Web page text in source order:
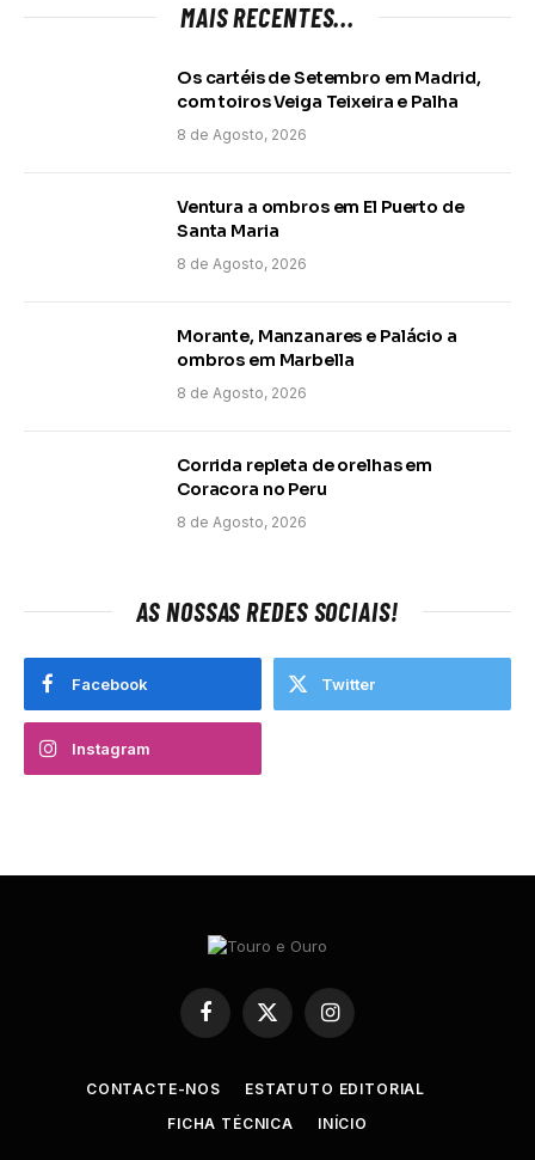
MAIS RECENTES...
Os cartéis de Setembro em Madrid,
com toiros Veiga Teixeira e Palha
8 de Agosto, 2026
Ventura a ombros em El Puerto de
Santa Maria
8 de Agosto, 2026
Morante, Manzanares e Palácio a
ombros em Marbella
8 de Agosto, 2026
Corrida repleta de orelhas em
Coracora no Peru
8 de Agosto, 2026
AS NOSSAS REDES SOCIAIS!
Facebook Twitter
Instagram
Facebook
X
Instagram
CONTACTE-NOS
ESTATUTO EDITORIAL
FICHA TÉCNICA
INÍCIO